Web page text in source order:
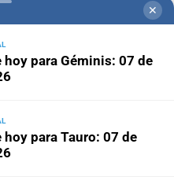
✕
hoy para Géminis: 07 de
para Tauro: 07 de